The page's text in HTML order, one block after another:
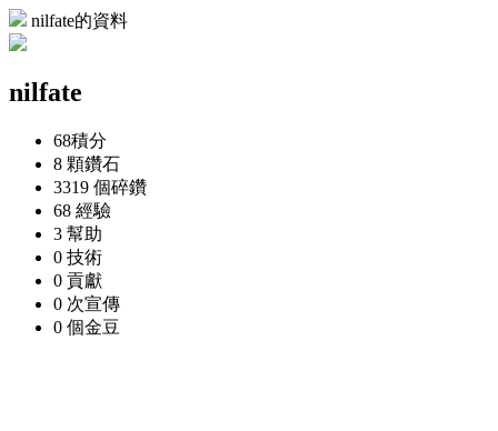
nilfate的資料
nilfate
68積分
8 顆鑽石
3319 個碎鑽
68 經驗
3 幫助
0 技術
0 貢獻
0 次宣傳
0 個金豆